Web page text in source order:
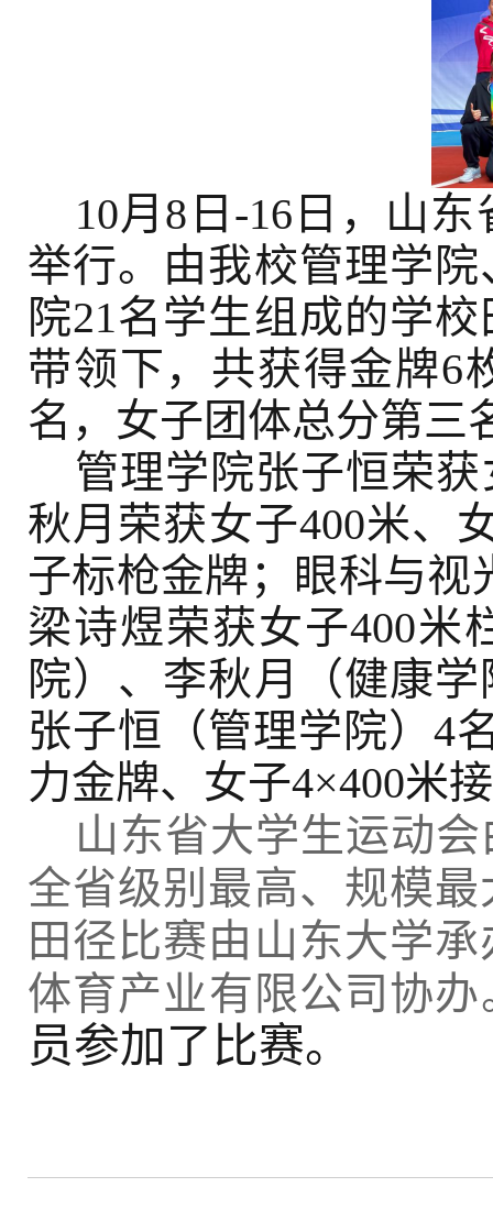
10月8日-16日，山
举行。由我校管理学
院21名学生组成的学
带领下，共获得金牌6
名，女子团体总分第三
管理学院张子恒荣
秋月荣获女子400米、
子标枪金牌；眼科与视
梁诗煜荣获女子400米
院）、李秋月（健康
张子恒（管理学院）4
力金牌、女子4×400米
山东省大学生运动
全省级别最高、规模
田径比赛由山东大学
体育产业有限公司协
员参加了比赛。